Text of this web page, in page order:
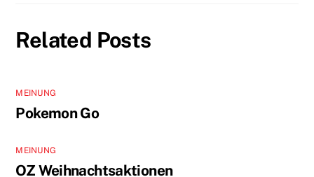
Related Posts
MEINUNG
Pokemon Go
MEINUNG
OZ Weihnachtsaktionen